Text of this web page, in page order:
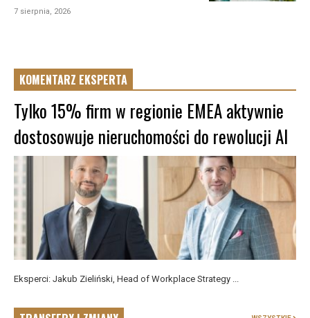
7 sierpnia, 2026
KOMENTARZ EKSPERTA
Tylko 15% firm w regionie EMEA aktywnie
dostosowuje nieruchomości do rewolucji AI
Eksperci: Jakub Zieliński, Head of Workplace Strategy ...